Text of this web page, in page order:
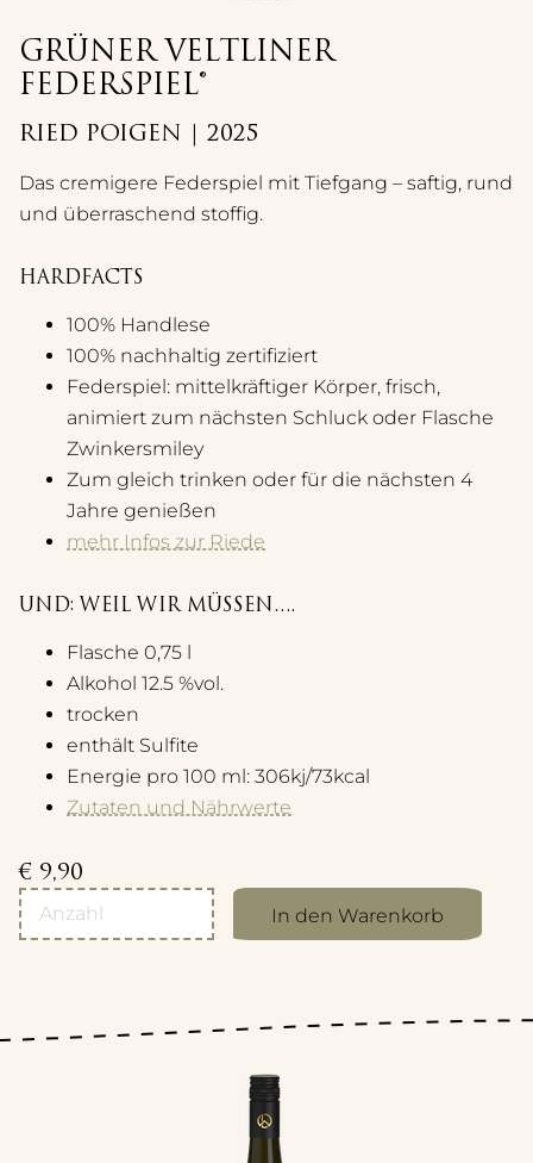
GRÜNER VELTLINER
FEDERSPIEL®
RIED POIGEN | 2025
Das cremigere Federspiel mit Tiefgang – saftig, rund
und überraschend stoffig.
HARDFACTS
100% Handlese
100% nachhaltig zertifiziert
Federspiel: mittelkräftiger Körper, frisch,
animiert zum nächsten Schluck oder Flasche
Zwinkersmiley
Zum gleich trinken oder für die nächsten 4
Jahre genießen
mehr Infos zur Riede
UND: WEIL WIR MÜSSEN….
Flasche 0,75 l
Alkohol 12.5 %vol.
trocken
enthält Sulfite
Energie pro 100 ml: 306kj/73kcal
Zutaten und Nährwerte
€ 9,90